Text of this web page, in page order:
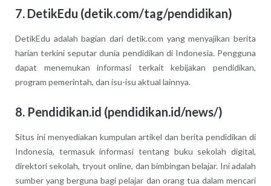
7. DetikEdu (detik.com/tag/pendidikan)
DetikEdu adalah bagian dari detik.com yang menyajikan berita
harian terkini seputar dunia pendidikan di Indonesia. Pengguna
dapat menemukan informasi terkait kebijakan pendidikan,
program pemerintah, dan isu-isu aktual lainnya.
8. Pendidikan.id (pendidikan.id/news/)
Situs ini menyediakan kumpulan artikel dan berita pendidikan di
Indonesia, termasuk informasi tentang buku sekolah digital,
direktori sekolah, tryout online, dan bimbingan belajar. Ini adalah
sumber yang berguna bagi pelajar dan orang tua dalam mencari